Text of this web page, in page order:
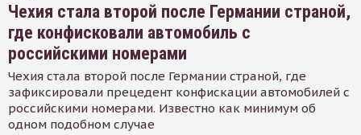
Чехия стала второй после Германии страной,
где конфисковали автомобиль с
российскими номерами
Чехия стала второй после Германии страной, где
зафиксировали прецедент конфискации автомобилей с
российскими номерами. Известно как минимум об
одном подобном случае